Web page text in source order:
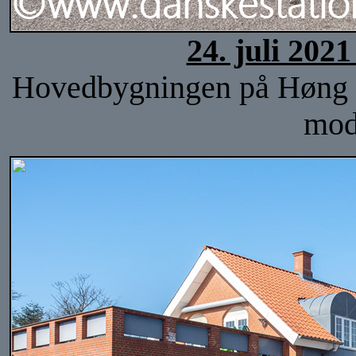
24. juli
Hovedbygningen på